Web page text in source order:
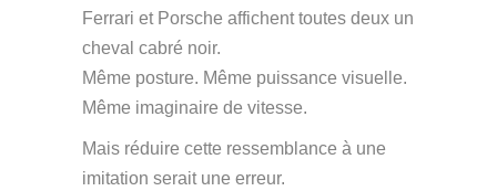
Ferrari et Porsche affichent toutes deux un
cheval cabré noir.
Même posture. Même puissance visuelle.
Même imaginaire de vitesse.
Mais réduire cette ressemblance à une
imitation serait une erreur.